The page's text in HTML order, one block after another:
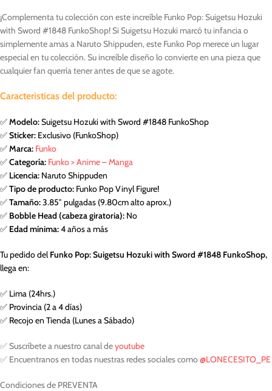
¡Complementa tu colección con este increíble Funko Pop: Suigetsu Hozuki
with Sword #1848 FunkoShop! Si Suigetsu Hozuki marcó tu infancia o
simplemente amas a Naruto Shippuden, este Funko Pop merece un lugar
especial en tu colección. Su increíble diseño lo convierte en una pieza que
cualquier fan querría tener antes de que se agote.
Caracteristicas del producto:
✅Modelo:Suigetsu Hozuki with Sword #1848 FunkoShop
✅Sticker: Exclusivo (FunkoShop)
✅Marca: Funko
✅Categoría: Funko > Anime – Manga
✅ Licencia: Naruto Shippuden
✅Tipo de producto: Funko Pop Vinyl Figure!
✅Tamaño:3.85″ pulgadas (9.80cm alto aprox.)
✅ Bobble Head (cabeza giratoria): No
✅ Edad mínima:4 años a más
Tu pedido delFunko Pop: Suigetsu Hozuki with Sword #1848 FunkoShop,
llega en:
✅ Lima (24hrs.)
✅ Provincia (2 a 4 días)
✅ Recojo en Tienda (Lunes a Sábado)
✅ Suscríbete a nuestro canal deyoutube
✅ Encuentranos en todas nuestras redes sociales como@LONECESITO_PE
Condiciones de PREVENTA